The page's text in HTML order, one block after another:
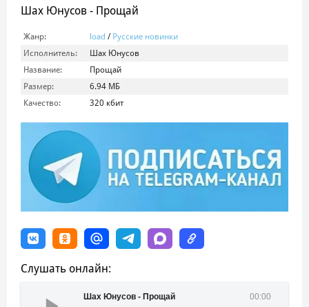
Шах Юнусов - Прощай
Жанр: load / Русские новинки
Исполнитель:
Шах Юнусов
Название:
Прощай
Размер:
6.94 МБ
Качество:
320 кбит
Слушать онлайн:
00:00
Шах Юнусов - Прощай